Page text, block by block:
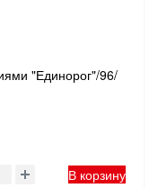
"Единорог"/96/
В корзину